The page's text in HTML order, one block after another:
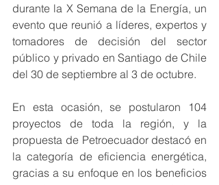
durante la X Semana de la Energía, un
evento que reunió a líderes, expertos y
tomadores de decisión del sector
público y privado en Santiago de Chile
del 30 de septiembre al 3 de octubre.
En esta ocasión, se postularon 104
proyectos de toda la región, y la
propuesta de Petroecuador destacó en
la categoría de eficiencia energética,
gracias a su enfoque en los beneficios